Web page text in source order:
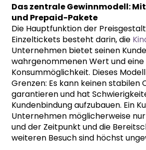
Das zentrale Gewinnmodell:
und Prepaid-Pakete
Die Hauptfunktion der
Einzeltickets besteht darin, die
Unternehmen bietet seinen
wahrgenommenen Wert und
Konsummöglichkeit. Dieses
Grenzen: Es kann keinen stabilen
garantieren und hat
Kundenbindung aufzubauen. Ein
Unternehmen möglicherweise
und der Zeitpunkt und die
weiteren Besuch sind höchst